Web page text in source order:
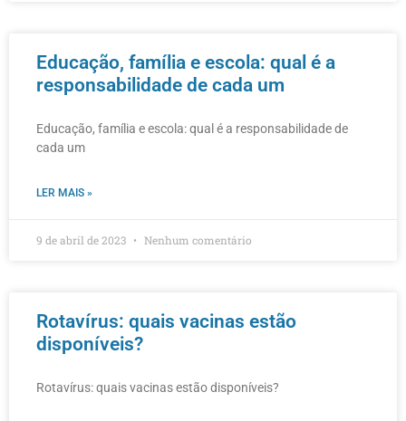
Educação, família e escola: qual é a
responsabilidade de cada um
Educação, família e escola: qual é a responsabilidade de
cada um
LER MAIS »
9 de abril de 2023 Nenhum comentário
Rotavírus: quais vacinas estão
disponíveis?
Rotavírus: quais vacinas estão disponíveis?